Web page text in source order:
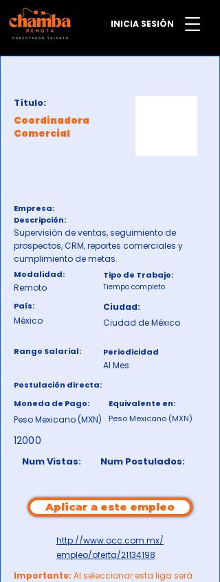
INICIA SESIÓN
Título:
Coordinadora
Comercial
Empresa:
Descripción:
Supervisión de ventas, seguimiento de
prospectos, CRM, reportes comerciales y
cumplimiento de metas.
Modalidad:
Remoto
Tipo de Trabajo:
Tiempo completo
País:
Ciudad:
México
Ciudad de México
Rango Salarial: Periodicidad
Al Mes
Postulación directa:
Moneda de Pago:
Equivalente en:
Peso Mexicano (MXN) Peso Mexicano (MXN)
12000
Num Vistas: Num Postulados:
Aplicar a este empleo
http://www.occ.com.mx/
empleo/oferta/21134198
Importante: Al seleccionar esta liga será